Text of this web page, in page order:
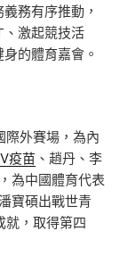
務有序推動，
激起競技活
的體育嘉會。
際外賽場，為內
疫苗 、趙丹、李
為中國體育代表
寶碩出戰世青
就，取得第四